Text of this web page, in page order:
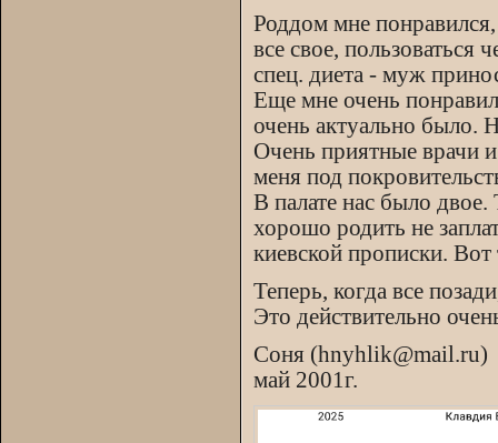
Роддом мне
все свое,
спец. диета - муж
Еще мне очень
очень актуально было.
Очень приятные врачи
меня под
В палате нас было
хорошо родить не
киевской прописки. Вот
Теперь, когда все
Это действительно
Соня (hnyhlik@mail.ru)
май 2001г.